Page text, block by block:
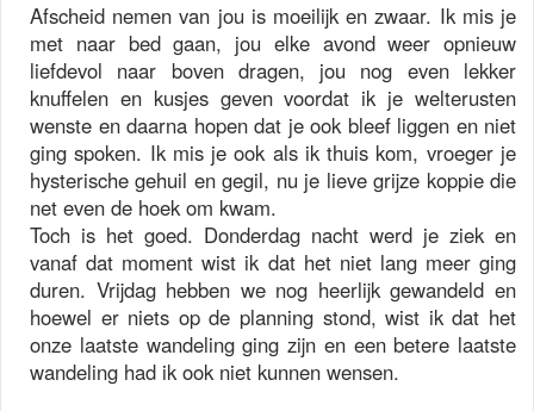
Afscheid nemen van jou is moeilijk en zwaar. Ik mis je
met naar bed gaan, jou elke avond weer opnieuw
liefdevol naar boven dragen, jou nog even lekker
knuffelen en kusjes geven voordat ik je welterusten
wenste en daarna hopen dat je ook bleef liggen en niet
ging spoken. Ik mis je ook als ik thuis kom, vroeger je
hysterische gehuil en gegil, nu je lieve grijze koppie die
net even de hoek om kwam.
Toch is het goed. Donderdag nacht werd je ziek en
vanaf dat moment wist ik dat het niet lang meer ging
duren. Vrijdag hebben we nog heerlijk gewandeld en
hoewel er niets op de planning stond, wist ik dat het
onze laatste wandeling ging zijn en een betere laatste
wandeling had ik ook niet kunnen wensen.